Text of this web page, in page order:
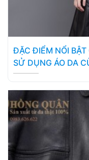
ĐẶC ĐIỂM NỔI BẬT
SỬ DỤNG ÁO DA